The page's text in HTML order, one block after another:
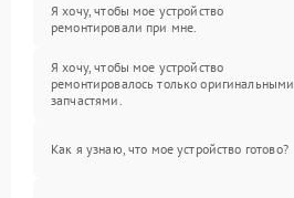
Я хочу, чтобы мое устройство
ремонтировали при мне.
Я хочу, чтобы мое устройство
ремонтировалось только оригинальными
запчастями.
Как я узнаю, что мое устройство готово?